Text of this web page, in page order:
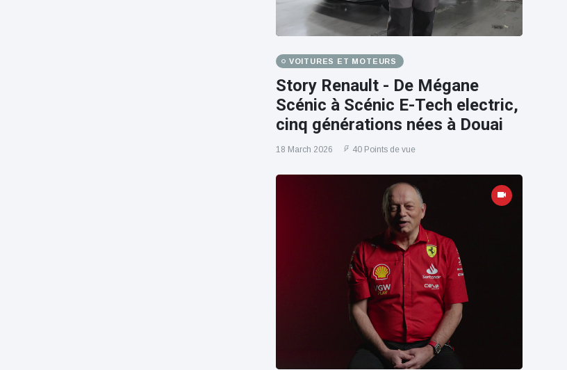
VOITURES ET MOTEURS
Story Renault - De Mégane
Scénic à Scénic E-Tech electric,
cinq générations nées à Douai
18 March 2026 40 Points de vue